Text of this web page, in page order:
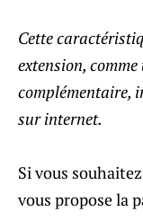
Cette
extension,
complémentaire,
sur internet.
Si vous
vous propose la